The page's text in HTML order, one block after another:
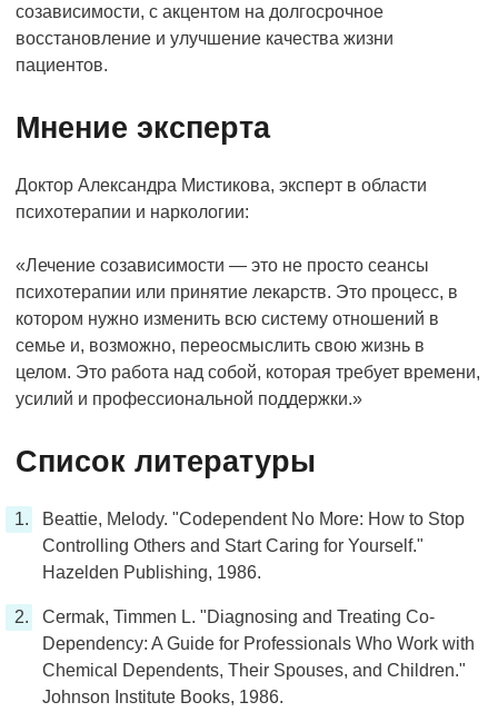
созависимости, с акцентом на долгосрочное
восстановление и улучшение качества жизни
пациентов.
Мнение эксперта
Доктор Александра Мистикова, эксперт в области
психотерапии и наркологии:
«Лечение созависимости — это не просто сеансы
психотерапии или принятие лекарств. Это процесс, в
котором нужно изменить всю систему отношений в
семье и, возможно, переосмыслить свою жизнь в
целом. Это работа над собой, которая требует времени,
усилий и профессиональной поддержки.»
Список литературы
Beattie, Melody. "Codependent No More: How to Stop
Controlling Others and Start Caring for Yourself."
Hazelden Publishing, 1986.
Cermak, Timmen L. "Diagnosing and Treating Co-
Dependency: A Guide for Professionals Who Work with
Chemical Dependents, Their Spouses, and Children."
Johnson Institute Books, 1986.